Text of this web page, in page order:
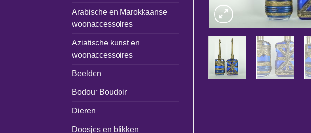
Arabische en Marokkaanse
woonaccessoires
Aziatische kunst en
woonaccessoires
Beelden
Bodour Boudoir
Dieren
Doosjes en blikken